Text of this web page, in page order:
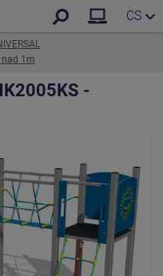
CS
nad 1m
-